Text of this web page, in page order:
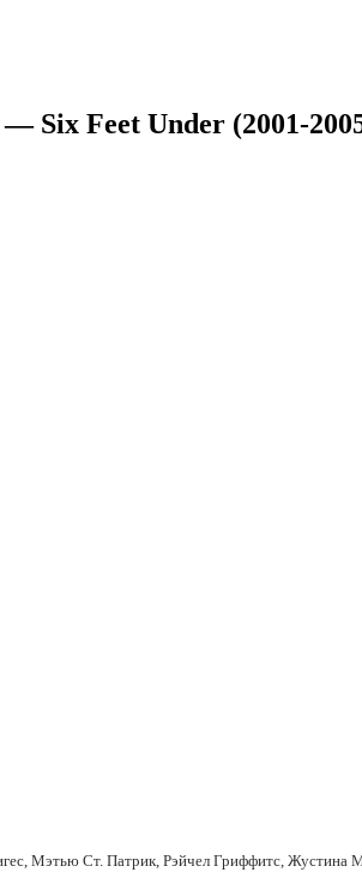
Six Feet Under (2001-
Мэтью Ст. Патрик, Рэйчел Гриффитс,